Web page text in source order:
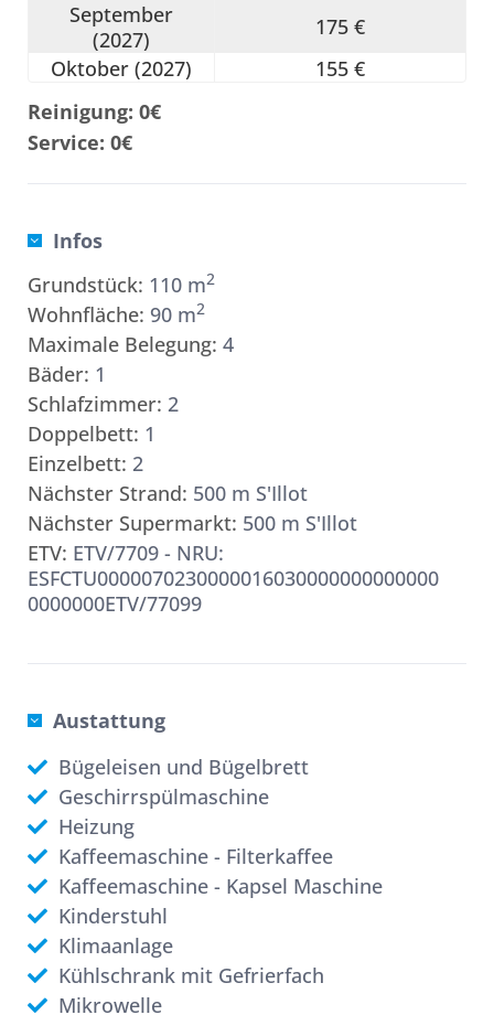
September
(2027)
175 €
Oktober (2027)
155 €
Reinigung: 0€
Service: 0€
Infos
Grundstück: 110 m2
Schlafzimmer: 2
Bäder: 1
Wohnfläche: 90 m2
Maximale Belegung: 4
Doppelbett: 1
Einzelbett: 2
Nächster Strand: 500 m S'Illot
Nächster Supermarkt: 500 m S'Illot
ETV: ETV/7709 - NRU:
ESFCTU0000070230000016030000000000000
0000000ETV/77099
Austattung
Bügeleisen und Bügelbrett
Geschirrspülmaschine
Heizung
Kaffeemaschine - Filterkaffee
Kaffeemaschine - Kapsel Maschine
Kinderstuhl
Klimaanlage
Kühlschrank mit Gefrierfach
Mikrowelle